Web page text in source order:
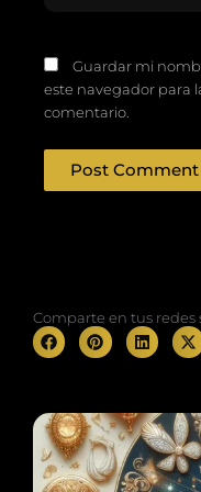
Guardar mi
este navegador para
comentario.
Comparte en tus redes